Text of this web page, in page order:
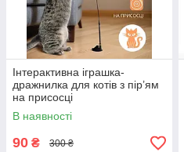
Інтерактивна іграшка-
дражнилка для котів з пір’ям
на присосці
В наявності
90 ₴ 300 ₴